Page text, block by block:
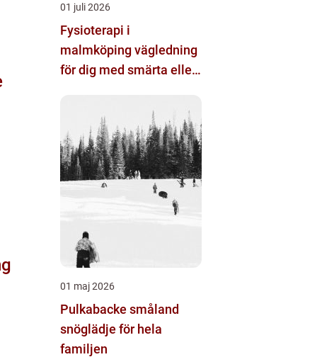
01 juli 2026
Fysioterapi i
malmköping vägledning
för dig med smärta eller
01 maj 2026
Pulkabacke småland
snöglädje för hela
familjen